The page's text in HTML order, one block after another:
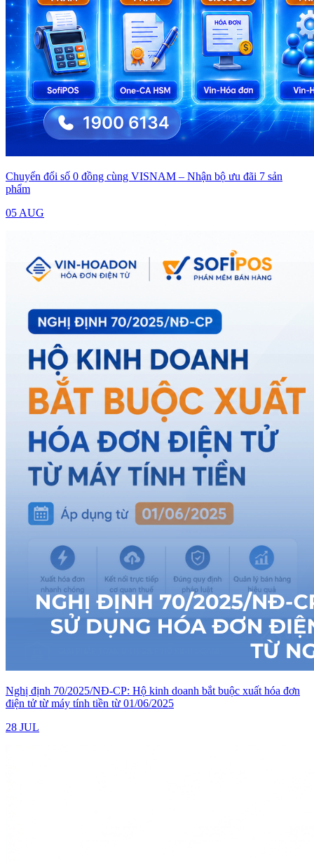
Chuyển đổi số 0 đồng cùng VISNAM – Nhận bộ ưu đãi 7 sản
phẩm
05 AUG
Nghị định 70/2025/NĐ-CP: Hộ kinh doanh bắt buộc xuất hóa đơn
điện tử từ máy tính tiền từ 01/06/2025
28 JUL